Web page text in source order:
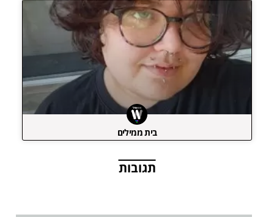
בית ממילים
תגובות